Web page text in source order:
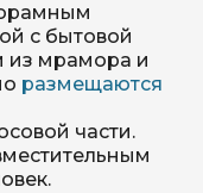
с бытовой
из мрамора и
размещаются
части.